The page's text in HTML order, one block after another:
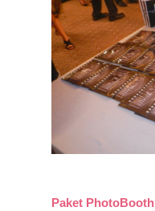
Paket PhotoBooth